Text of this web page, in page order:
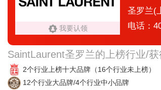
我要认领
圣罗兰(
电话：
SaintLaurent圣罗兰的上榜行业/获
2个行业上榜十大品牌 （16个行业未上榜）
12个行业大品牌/4个行业中小品牌